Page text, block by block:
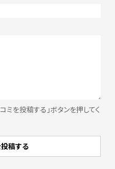
を投稿する」ボタンを押してく